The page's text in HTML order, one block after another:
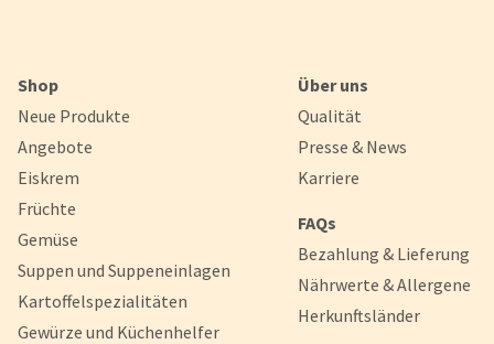
Shop
Neue Produkte
Angebote
Eiskrem
Früchte
Gemüse
Suppen und Suppeneinlagen
Kartoffelspezialitäten
Gewürze und Küchenhelfer
Über uns
Qualität
Presse & News
Karriere
FAQs
Bezahlung & Lieferung
Nährwerte & Allergene
Herkunftsländer